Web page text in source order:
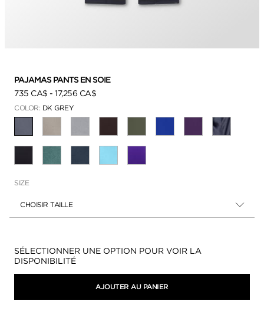
PAJAMAS PANTS EN SOIE
735 CA$ - 17,256 CA$
COLOR: DK GREY
SIZE
CHOISIR TAILLE
Disponibilité:
SÉLECTIONNER UNE OPTION POUR VOIR LA
DISPONIBILITÉ
AJOUTER AU PANIER